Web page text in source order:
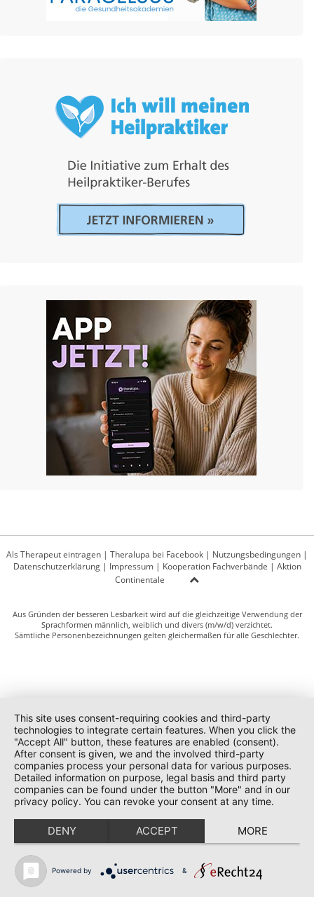
Als Therapeut eintragen | Theralupa bei Facebook | Nutzungsbedingungen |
Datenschutzerklärung| Impressum| Kooperation Fachverbände | Aktion
Continentale
Aus Gründen der besseren Lesbarkeit wird auf die gleichzeitige Verwendung der
Sprachformen männlich, weiblich und divers (m/w/d) verzichtet.
Sämtliche Personenbezeichnungen gelten gleichermaßen für alle Geschlechter.
This site uses consent-requiring cookies and third-party
technologies to integrate certain features. When you click the
"Accept All" button, these features are enabled (consent).
After consent is given, we and the involved third-party
companies process your personal data for various purposes.
Detailed information on purpose, legal basis and third party
companies can be found under the button "More" and in our
privacy policy. You can revoke your consent at any time.
DENY ACCEPT MORE
Powered by &